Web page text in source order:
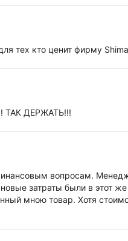
тех кто ценит фирму
ТАК ДЕРЖАТЬ!!!
вопросам.
затраты были в этот
мною товар. Хотя
данный интернет-